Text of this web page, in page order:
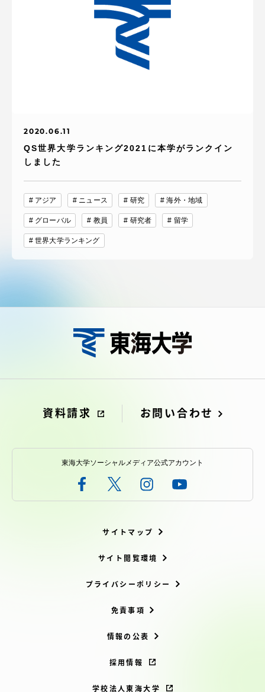
2020.06.11
QS世界大学ランキング2021に本学がランクイン
しました
アジア ニュース 研究 海外・地域
グローバル 教員 研究者 留学
世界大学ランキング
資料請求 お問い合わせ
東海大学ソーシャルメディア公式アカウント
サイトマップ
サイト閲覧環境
プライバシーポリシー
免責事項
情報の公表
採用情報
学校法人東海大学